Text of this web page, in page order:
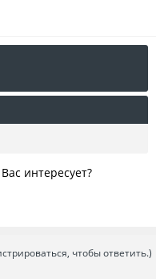
интересует?
чтобы ответить.)